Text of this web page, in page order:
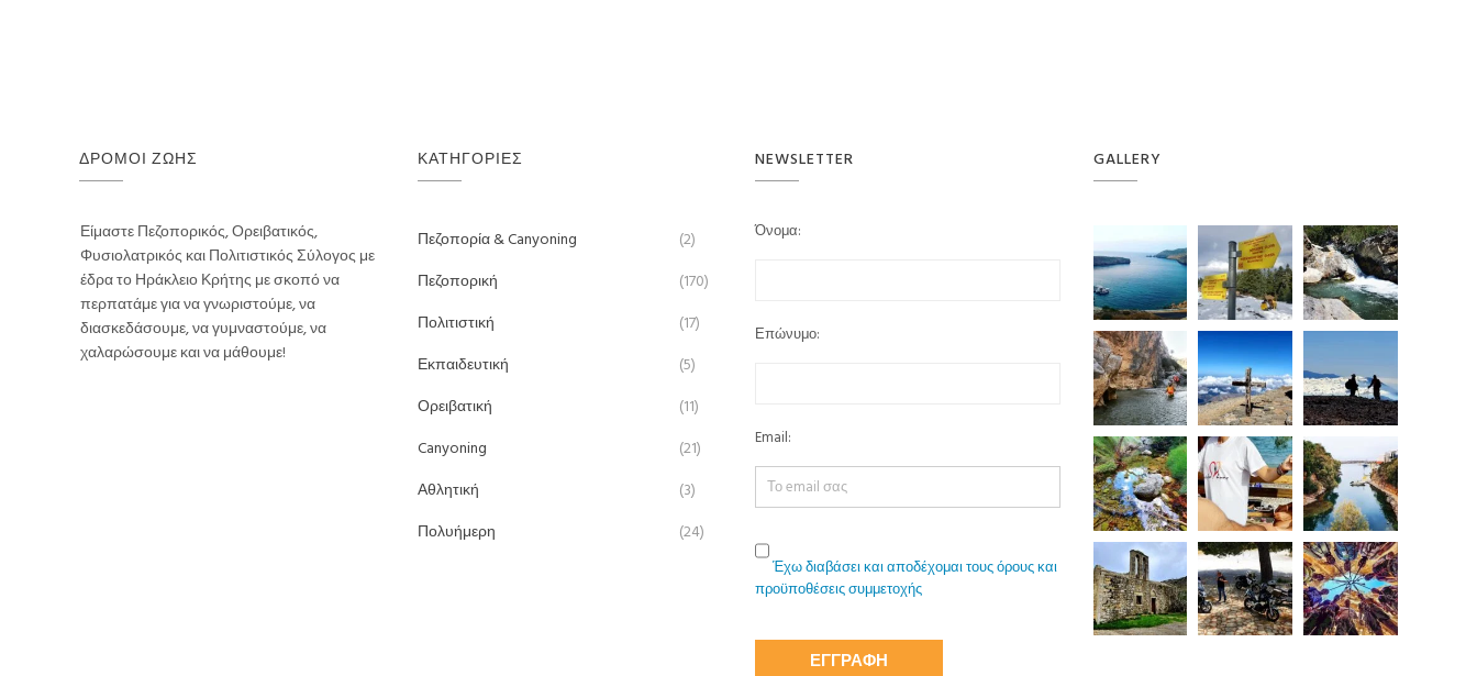
ΔΡΌΜΟΙ ΖΩΉΣ
Είμαστε Πεζοπορικός, Ορειβατικός,
Φυσιολατρικός και Πολιτιστικός Σύλογος με
έδρα το Ηράκλειο Κρήτης με σκοπό να
περπατάμε για να γνωριστούμε, να
διασκεδάσουμε, να γυμναστούμε, να
χαλαρώσουμε και να μάθουμε!
ΚΑΤΗΓΟΡΊΕΣ
Πεζοπορία & Canyoning
(2)
Πεζοπορική
(170)
Πολιτιστική
(17)
Εκπαιδευτική
(5)
Ορειβατική
(11)
Canyoning
(21)
Αθλητική
(3)
Πολυήμερη
(24)
NEWSLETTER
Όνομα:
Επώνυμο:
Email:
Έχω διαβάσει και αποδέχομαι τους όρους και
προϋποθέσεις συμμετοχής
GALLERY